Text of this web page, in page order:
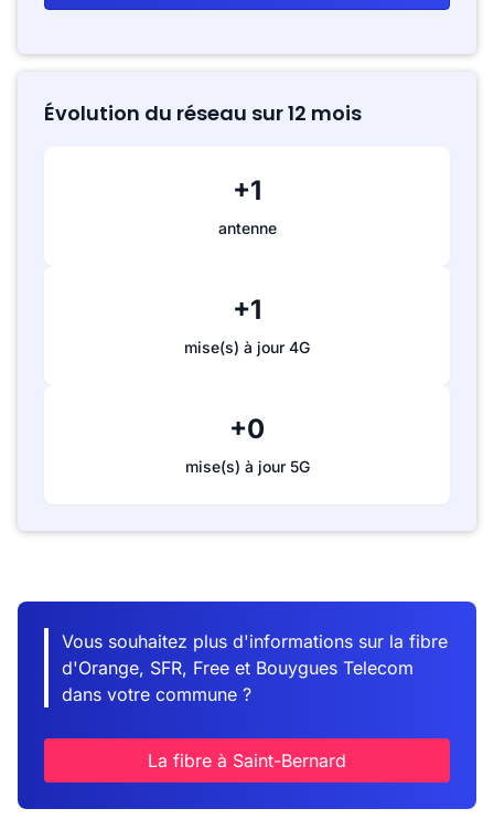
Évolution du réseau sur 12 mois
+1
antenne
+1
mise(s) à jour 4G
+0
mise(s) à jour 5G
Vous souhaitez plus d'informations sur la fibre
d'Orange, SFR, Free et Bouygues Telecom
dans votre commune ?
La fibre à Saint-Bernard